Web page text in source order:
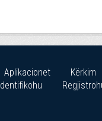
Aplikacionet
Kërkim
Identifikohu